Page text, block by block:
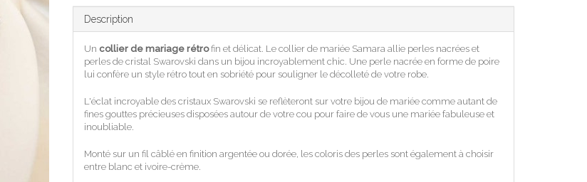
Description
Un collier de mariage rétrofin et délicat. Le collier de mariée Samara allie perles nacrées et
perles de cristal Swarovski dans un bijou incroyablement chic. Une perle nacrée en forme de poire
lui confère un style rétro tout en sobriété pour souligner le décolleté de votre robe.
L'éclat incroyable des cristaux Swarovski se reflèteront sur votre bijou de mariée comme autant de
fines gouttes précieuses disposées autour de votre cou pour faire de vous une mariée fabuleuse et
inoubliable.
Monté sur un fil câblé en finition argentée ou dorée, les coloris des perles sont également à choisir
entre blanc et ivoire-crème.